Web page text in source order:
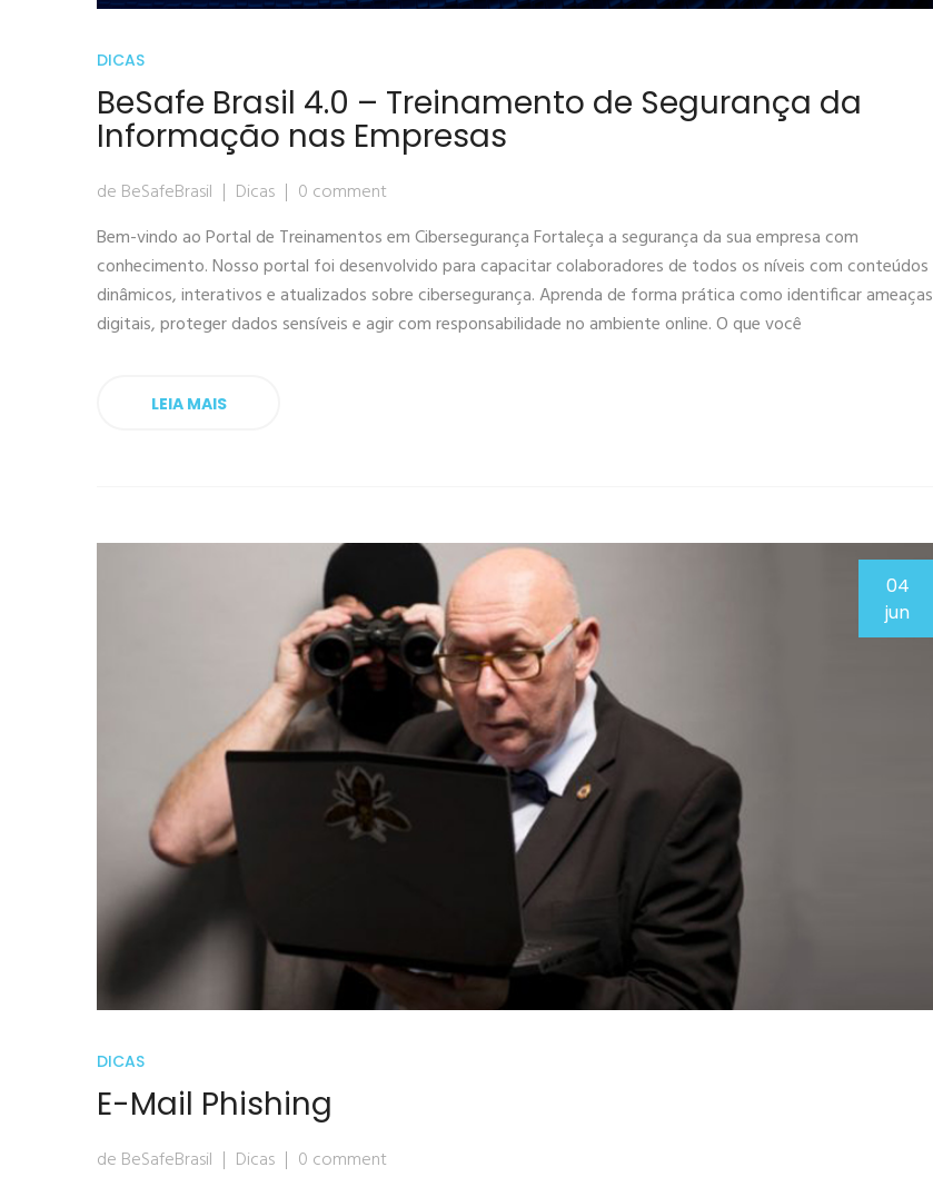
DICAS
BeSafe Brasil 4.0 – Treinamento de Segurança da
Informação nas Empresas
de BeSafeBrasil Dicas
0 comment
Bem-vindo ao Portal de Treinamentos em Cibersegurança Fortaleça a segurança da sua empresa com
conhecimento. Nosso portal foi desenvolvido para capacitar colaboradores de todos os níveis com conteúdos
dinâmicos, interativos e atualizados sobre cibersegurança. Aprenda de forma prática como identificar ameaças
digitais, proteger dados sensíveis e agir com responsabilidade no ambiente online. O que você
LEIA MAIS
04
jun
DICAS
E-Mail Phishing
de BeSafeBrasil Dicas
0 comment